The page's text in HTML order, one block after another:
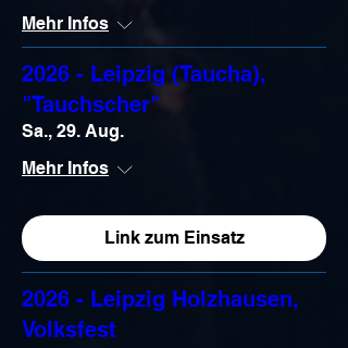
Mehr Infos
2026 - Leipzig (Taucha),
"Tauchscher"
Sa., 29. Aug.
Mehr Infos
Link zum Einsatz
2026 - Leipzig Holzhausen,
Volksfest